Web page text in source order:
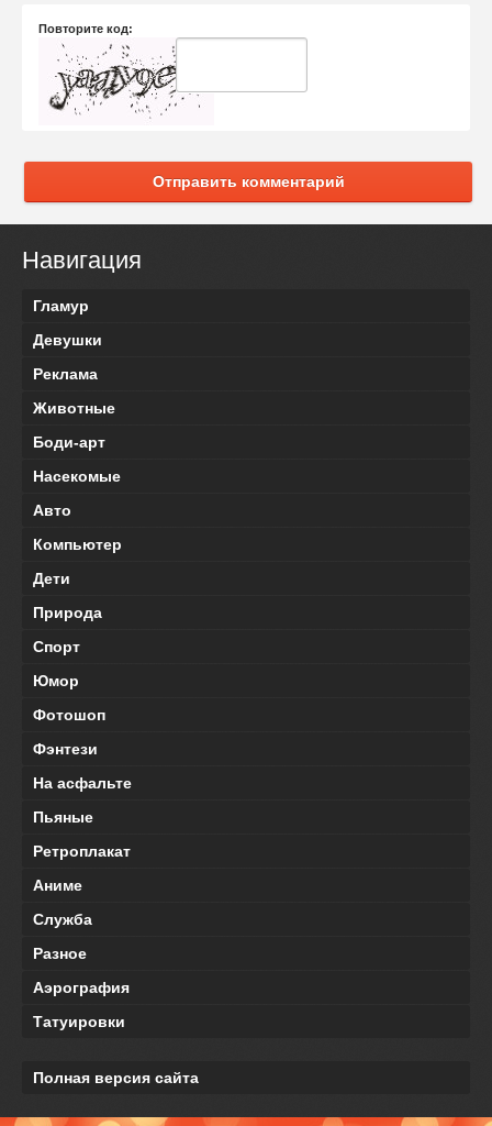
Повторите код:
Отправить комментарий
Навигация
Гламур
Девушки
Реклама
Животные
Боди-арт
Насекомые
Авто
Компьютер
Дети
Природа
Спорт
Юмор
Фотошоп
Фэнтези
На асфальте
Пьяные
Ретроплакат
Аниме
Служба
Разное
Аэрография
Татуировки
Полная версия сайта